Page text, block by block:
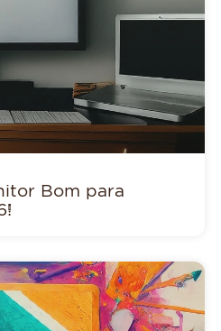
Bom para